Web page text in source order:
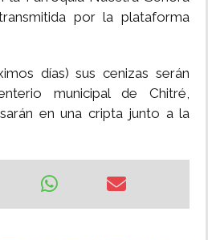
por la plataforma
días) sus cenizas serán
municipal de Chitré,
en una cripta junto a la